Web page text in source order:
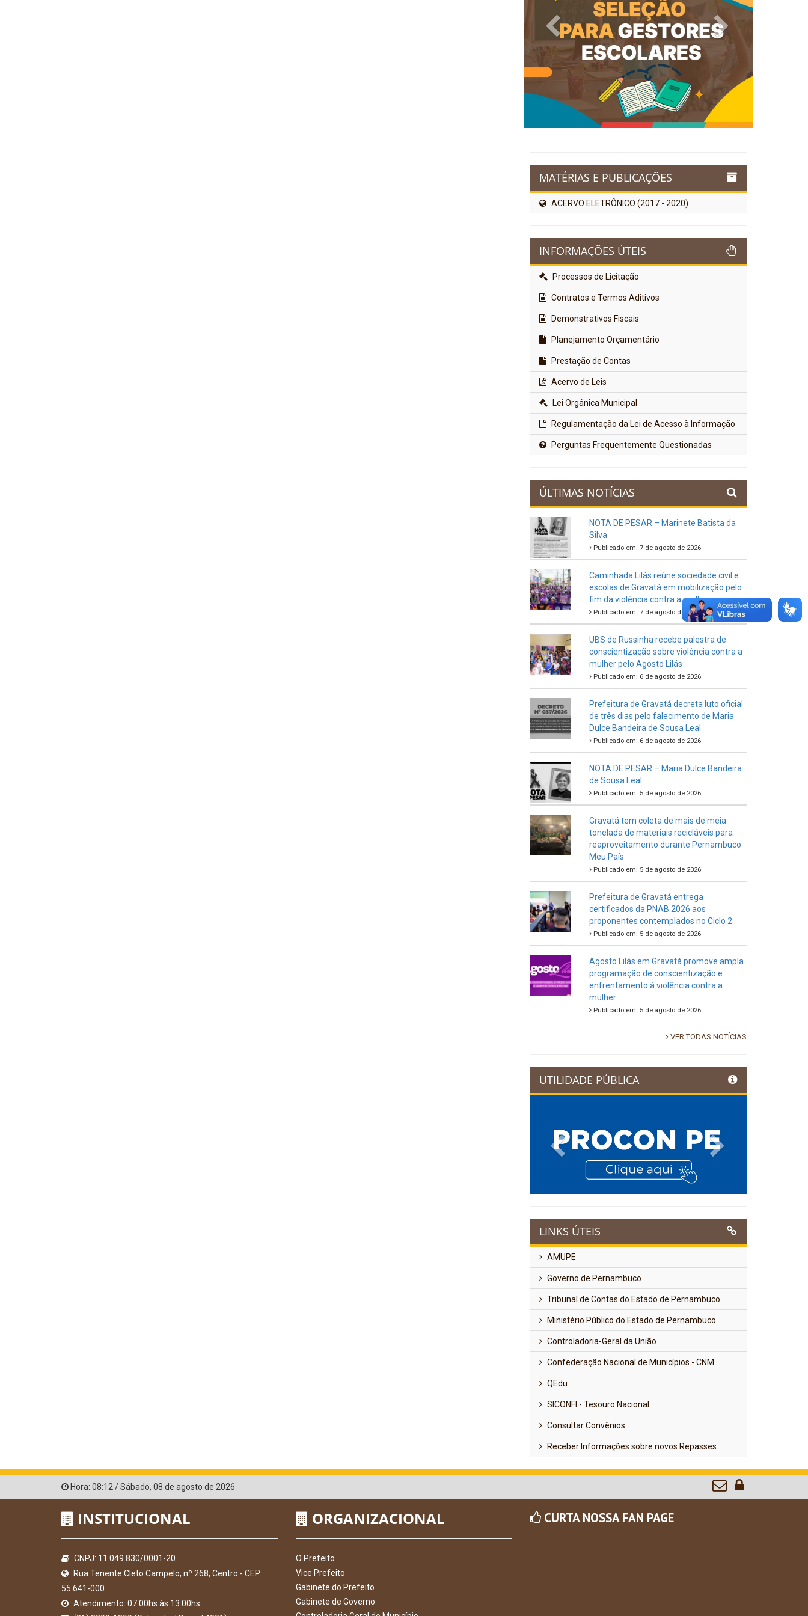
Previous Next
MATÉRIAS E PUBLICAÇÕES
ACERVO ELETRÔNICO (2017 - 2020)
INFORMAÇÕES ÚTEIS
Processos de Licitação
Contratos e Termos Aditivos
Demonstrativos Fiscais
Planejamento Orçamentário
Prestação de Contas
Acervo de Leis
Lei Orgânica Municipal
Regulamentação da Lei de Acesso à Informação
Perguntas Frequentemente Questionadas
ÚLTIMAS NOTÍCIAS
NOTA DE PESAR – Marinete Batista da
Silva
Publicado em: 7 de agosto de 2026
Caminhada Lilás reúne sociedade civil e
escolas de Gravatá em mobilização pelo
fim da violência contra a mulher
Publicado em: 7 de agosto de 2026
UBS de Russinha recebe palestra de
conscientização sobre violência contra a
mulher pelo Agosto Lilás
Publicado em: 6 de agosto de 2026
Prefeitura de Gravatá decreta luto oficial
de três dias pelo falecimento de Maria
Dulce Bandeira de Sousa Leal
Publicado em: 6 de agosto de 2026
NOTA DE PESAR – Maria Dulce Bandeira
de Sousa Leal
Publicado em: 5 de agosto de 2026
Gravatá tem coleta de mais de meia
tonelada de materiais recicláveis para
reaproveitamento durante Pernambuco
Meu País
Publicado em: 5 de agosto de 2026
Prefeitura de Gravatá entrega
certificados da PNAB 2026 aos
proponentes contemplados no Ciclo 2
Publicado em: 5 de agosto de 2026
Agosto Lilás em Gravatá promove ampla
programação de conscientização e
enfrentamento à violência contra a
mulher
Publicado em: 5 de agosto de 2026
VER TODAS NOTÍCIAS
UTILIDADE PÚBLICA
Previous
LINKS ÚTEIS
AMUPE
Governo de Pernambuco
Tribunal de Contas do Estado de Pernambuco
Ministério Público do Estado de Pernambuco
Controladoria-Geral da União
Confederação Nacional de Municípios - CNM
QEdu
SICONFI - Tesouro Nacional
Consultar Convênios
Receber Informações sobre novos Repasses
Hora: 08:12 /Sábado, 08 de agosto de 2026
INSTITUCIONAL
CNPJ: 11.049.830/0001-20
Rua Tenente Cleto Campelo, nº 268, Centro - CEP:
55.641-000
Atendimento: 07:00hs às 13:00hs
ORGANIZACIONAL
O Prefeito
Vice Prefeito
Gabinete do Prefeito
Gabinete de Governo
CURTA NOSSA FAN PAGE